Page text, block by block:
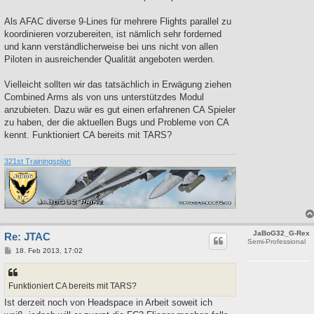
Als AFAC diverse 9-Lines für mehrere Flights parallel zu
koordinieren vorzubereiten, ist nämlich sehr forderned
und kann verständlicherweise bei uns nicht von allen
Piloten in ausreichender Qualität angeboten werden.
Vielleicht sollten wir das tatsächlich in Erwägung ziehen
Combined Arms als von uns unterstützdes Modul
anzubieten. Dazu wär es gut einen erfahrenen CA Spieler
zu haben, der die aktuellen Bugs und Probleme von CA
kennt. Funktioniert CA bereits mit TARS?
321st Trainingsplan
JaBoG32_G-Rex
Semi-Professional
Re: JTAC
B
t
r
g
18. Feb 2013, 17:02
Funktioniert CA bereits mit TARS?
Ist derzeit noch von Headspace in Arbeit soweit ich